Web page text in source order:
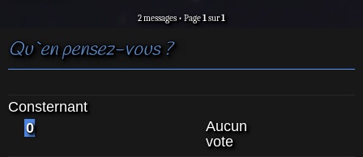
2 messages • Page1sur1
Qu`en pensez-vous ?
Consternant
0
Aucun
vote